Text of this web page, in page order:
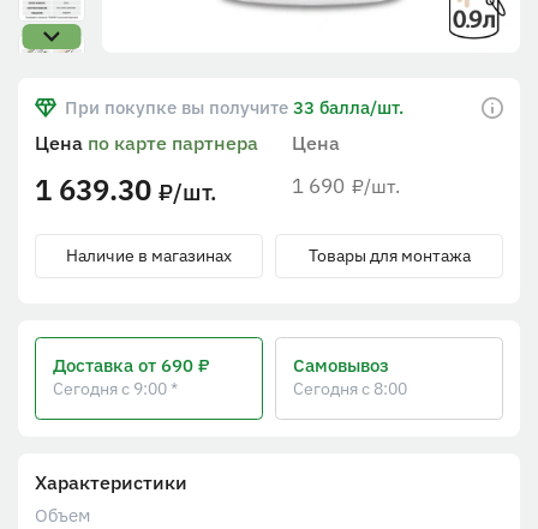
Характеристики
Объем
При покупке вы получите 33 балла/шт.
Цена
1 690 ₽/шт.
Цена по карте партнера
1 639.30 ₽/шт.
Наличие в магазинах Товары для монтажа
Доставка от 690 ₽
Сегодня с 9:00 *
Самовывоз
Сегодня с 8:00